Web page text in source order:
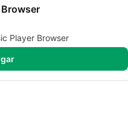
Player Browser